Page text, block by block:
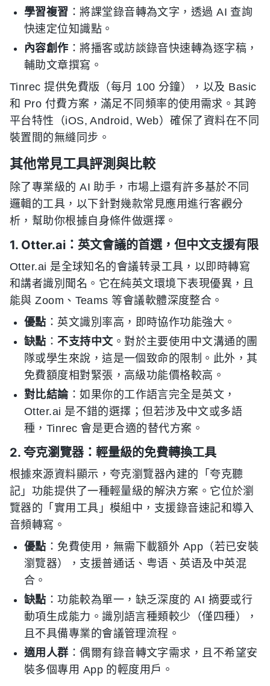
學習複習 ：將課堂錄音轉為文字，透過 AI 查詢
快速定位知識點。
內容創作 ：將播客或訪談錄音快速轉為逐字稿，
輔助文章撰寫。
Tinrec 提供免費版（每月 100 分鐘），以及 Basic
和 Pro 付費方案，滿足不同頻率的使用需求。其跨
平台特性（iOS, Android, Web）確保了資料在不同
裝置間的無縫同步。
其他常見工具評測與比較
除了專業級的 AI 助手，市場上還有許多基於不同
邏輯的工具，以下針對幾款常見應用進行客觀分
析，幫助你根據自身條件做選擇。
1. Otter.ai：英文會議的首選，但中文支援有限
Otter.ai 是全球知名的會議转录工具，以即時轉寫
和講者識別聞名。它在純英文環境下表現優異，且
能與 Zoom、Teams 等會議軟體深度整合。
優點 ：英文識別率高，即時協作功能強大。
缺點 ：不支持中文。對於主要使用中文溝通的團
隊或學生來說，這是一個致命的限制。此外，其
免費額度相對緊張，高級功能價格較高。
對比結論：如果你的工作語言完全是英文，
Otter.ai 是不錯的選擇；但若涉及中文或多語
種，Tinrec 會是更合適的替代方案。
2. 夸克瀏覽器：輕量級的免費轉換工具
根據來源資料顯示，夸克瀏覽器內建的「夸克聽
記」功能提供了一種輕量級的解決方案。它位於瀏
覽器的「實用工具」模組中，支援錄音速記和導入
音頻轉寫。
優點 ：免費使用，無需下載額外 App（若已安裝
瀏覽器），支援普通话、粤语、英语及中英混
合。
缺點 ：功能較為單一，缺乏深度的 AI 摘要或行
動項生成能力。識別語言種類較少（僅四種），
且不具備專業的會議管理流程。
適用人群 ：偶爾有錄音轉文字需求，且不希望安
裝多個專用 App 的輕度用戶。